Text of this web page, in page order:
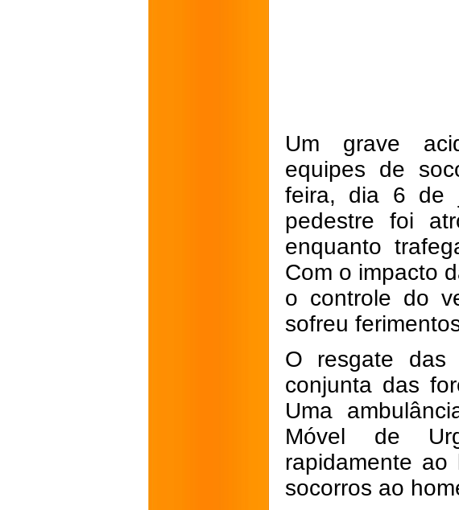
Um grave
equipes de
feira, dia 6 de
pedestre foi
enquanto
Com o impacto
o controle do
sofreu
O resgate das
conjunta das
Uma
Móvel de
rapidamente ao
socorros ao